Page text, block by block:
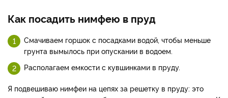
Как посадить нимфею в пруд
Смачиваем горшок с посадками водой, чтобы меньше
грунта вымылось при опускании в водоем.
Располагаем емкости с кувшинками в пруду.
Я подвешиваю нимфеи на цепях за решетку в пруду: это